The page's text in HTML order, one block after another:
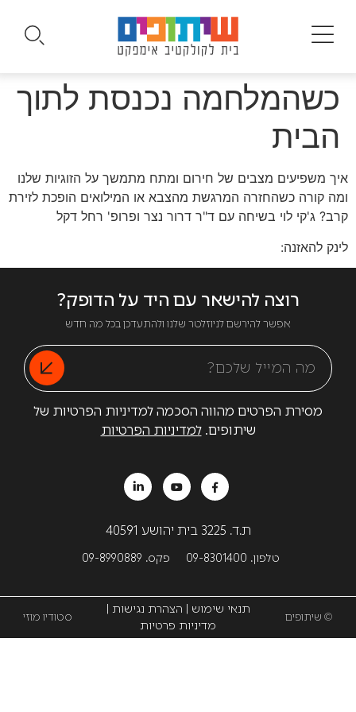
כשהמלחמה נכנסת לתוך
הבית
איך משפיעים מצבים של חירום ומתח מתמשך על הזוגיות שלנו
ומה קורה כשהחזרה המרגשת מהצבא או המילואים הופכת לזירת
קרב? ג'קי לוי בשיחה עם ד"ר דרור נצר ופרופ' רחל דקל
לינק להאזנה:
רוצה להישאר עם היד על הדופק?
אפשר להירשם לניוזלטר שלנו ולהתעדכן בכל מה חדש
מסירת הפרטים מהווה הסכמה למדיניות הפרטיות של
שיתופים.למדיניות הפרטיות
ת.ד. 3225 בית יהושע 40591
טלפון. 09-8301400 פקס. 09-8990889
© שיתופים
תנאי שימוש הצהרת נגישות
מדיניות פרטיות
סטודיו מוזי